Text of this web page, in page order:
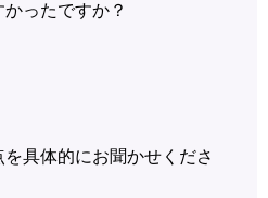
ったですか？
具体的にお聞かせくださ